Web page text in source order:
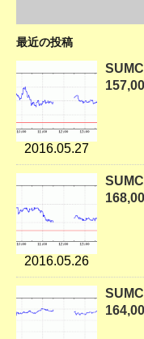
最近の投稿
2016.05.27
2016.05.26